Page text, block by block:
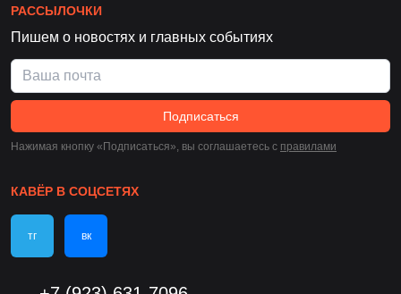
РАССЫЛОЧКИ
Пишем о новостях и главных событиях
Подписаться
Нажимая кнопку «Подписаться», вы соглашаетесь c правилами
КАВЁР В СОЦСЕТЯХ
тг вк